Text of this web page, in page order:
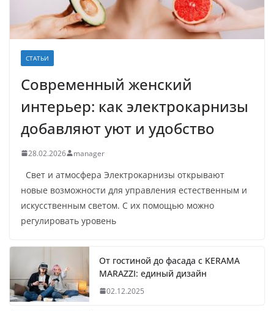
СТАТЬИ
Современный женский
интерьер: как электрокарнизы
добавляют уют и удобство
28.02.2026 manager
Свет и атмосфера Электрокарнизы открывают
новые возможности для управления естественным и
искусственным светом. С их помощью можно
регулировать уровень
От гостиной до фасада с KERAMA
MARAZZI: единый дизайн
02.12.2025